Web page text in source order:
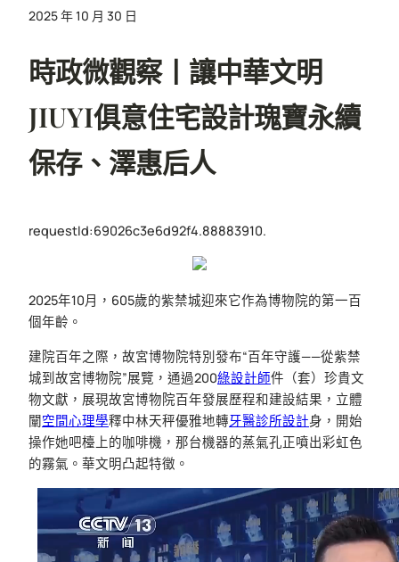
2025 年 10 月 30 日
時政微觀察丨讓中華文明
JIUYI俱意住宅設計瑰寶永續
保存、澤惠后人
requestId:69026c3e6d92f4.88883910.
2025年10月，605歲的紫禁城迎來它作為博物院的第一百
個年齡。
建院百年之際，故宮博物院特別發布“百年守護——從紫禁
城到故宮博物院”展覽，通過200綠設計師件（套）珍貴文
物文獻，展現故宮博物院百年發展歷程和建設結果，立體
闡空間心理學釋中林天秤優雅地轉牙醫診所設計身，開始
操作她吧檯上的咖啡機，那台機器的蒸氣孔正噴出彩虹色
的霧氣。華文明凸起特徵。